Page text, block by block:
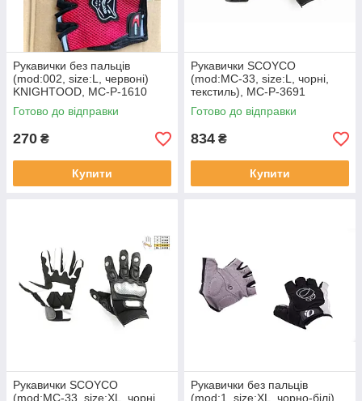
Рукавички без пальців
(mod:002, size:L, червоні)
KNIGHTOOD, MC-P-1610
Готово до відправки
270 ₴
Купити
Рукавички SCOYCO
(mod:MC-33, size:L, чорні,
текстиль), MC-P-3691
Готово до відправки
834 ₴
Купити
Рукавички SCOYCO
(mod:MC-33, size:XL, чорні,
Рукавички без пальців
(mod:1, size:XL, чорно-білі)